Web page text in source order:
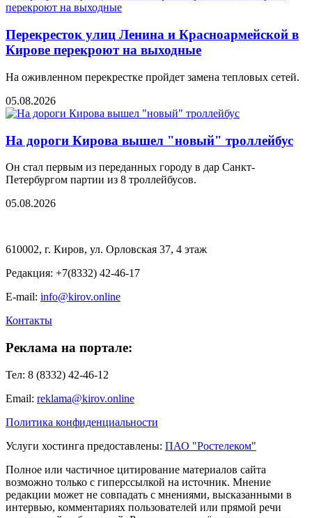
Перекресток улиц Ленина и Красноармейской в
Кирове перекроют на выходные
На оживленном перекрестке пройдет замена тепловых сетей.
05.08.2026
На дороги Кирова вышел "новый" троллейбус
Он стал первым из переданных городу в дар Санкт-
Петербургом партии из 8 троллейбусов.
05.08.2026
610002, г. Киров, ул. Орловская 37, 4 этаж
Редакция: +7(8332) 42-46-17
E-mail: info@kirov.online
Контакты
Реклама на портале:
Тел: 8 (8332) 42-46-12
Email: reklama@kirov.online
Политика конфиденциальности
Услуги хостинга предоставлены: ПАО "Ростелеком"
Полное или частичное цитирование материалов сайта
возможно только с гиперссылкой на источник. Мнение
редакции может не совпадать с мнениями, высказанными в
интервью, комментариях пользователей или прямой речи